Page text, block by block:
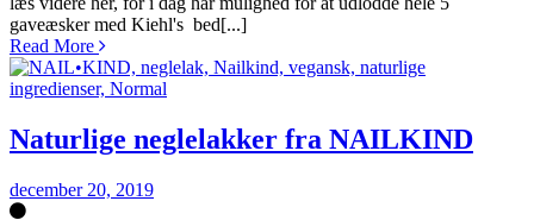
gaveæsker med Kiehl's bed[...]
Read More
Naturlige neglelakker fra NAILKIND
december 20, 2019